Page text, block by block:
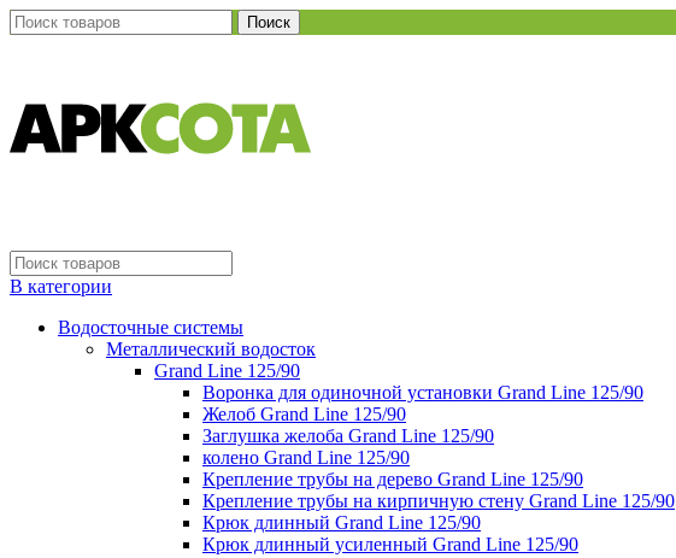
Поиск
В категории
Водосточные системы
Металлический водосток
Grand Line 125/90
Воронка для одиночной установки Grand Line 125/90
Желоб Grand Line 125/90
Заглушка желоба Grand Line 125/90
колено Grand Line 125/90
Крепление трубы на дерево Grand Line 125/90
Крепление трубы на кирпичную стену Grand Line 125/90
Крюк длинный Grand Line 125/90
Крюк длинный усиленный Grand Line 125/90